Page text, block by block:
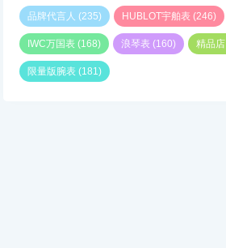
品牌代言人 (235) HUBLOT宇舶表 (246)
IWC万国表 (168) 浪琴表 (160) 精品店
限量版腕表 (181)